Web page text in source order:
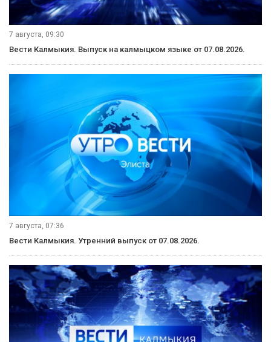
7 августа, 09:30
Вести Калмыкия. Выпуск на калмыцком языке от 07.08.2026.
7 августа, 07:36
Вести Калмыкия. Утренний выпуск от 07.08.2026.